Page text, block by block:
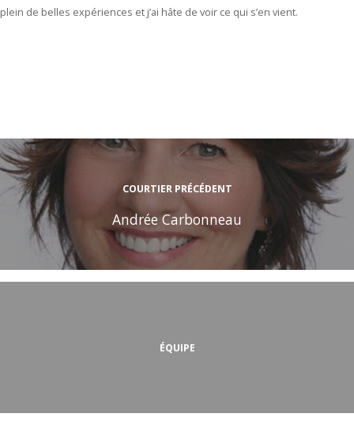
plein de belles expériences et j’ai hâte de voir ce qui s’en vient.
COURTIER PRÉCÉDENT
Andrée Carbonneau
ÉQUIPE